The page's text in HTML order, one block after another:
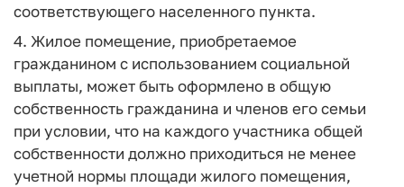
соответствующего населенного пункта.
4. Жилое помещение, приобретаемое
гражданином с использованием социальной
выплаты, может быть оформлено в общую
собственность гражданина и членов его семьи
при условии, что на каждого участника общей
собственности должно приходиться не менее
учетной нормы площади жилого помещения,